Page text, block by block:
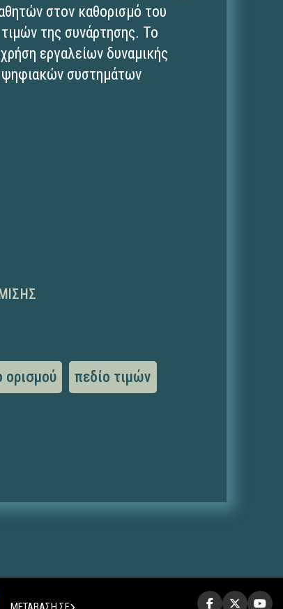
στον καθορισμό του
της συνάρτησης. Το
εργαλείων δυναμικής
ψηφιακών συστημάτων
ορισμού πεδίο τιμών